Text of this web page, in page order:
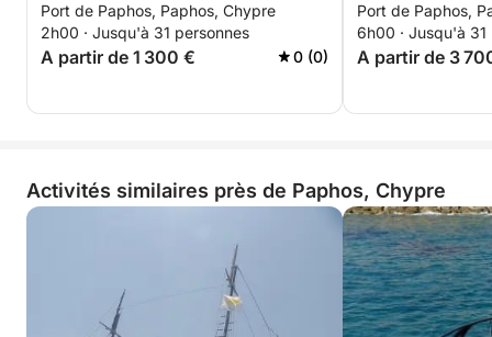
Port de Paphos, Paphos, Chypre
2h00 · Jusqu'à 31 personnes
A partir de 1 300 € 0 (0)
6 heures
Port de Paphos,
6h00 · Jusqu'à 31
A partir de 3
Activités similaires près de Paphos, Chypre